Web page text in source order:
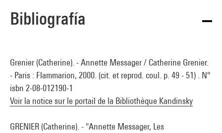
Bibliografía
Grenier (Catherine). - Annette Messager / Catherine Grenier.
- Paris : Flammarion, 2000. (cit. et reprod. coul. p. 49 - 51) . N°
isbn 2-08-012190-1
Voir la notice sur le portail de la Bibliothèque Kandinsky
GRENIER (Catherine). - "Annette Messager, Les